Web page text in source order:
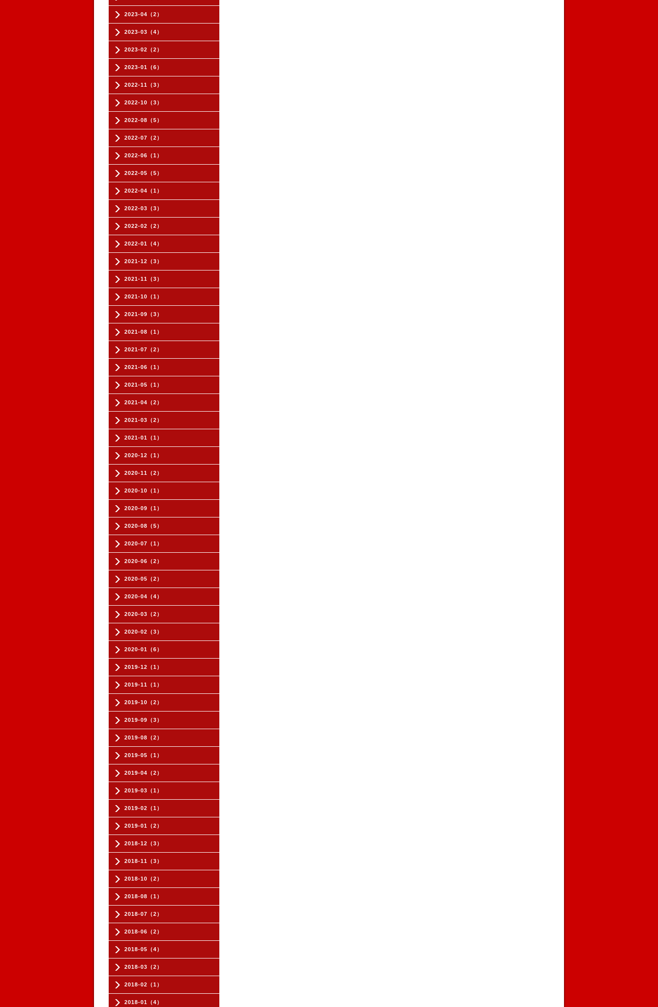
2023-04（2）
2023-03（4）
2023-02（2）
2023-01（6）
2022-11（3）
2022-10（3）
2022-08（5）
2022-07（2）
2022-06（1）
2022-05（5）
2022-04（1）
2022-03（3）
2022-02（2）
2022-01（4）
2021-12（3）
2021-11（3）
2021-10（1）
2021-09（3）
2021-08（1）
2021-07（2）
2021-06（1）
2021-05（1）
2021-04（2）
2021-03（2）
2021-01（1）
2020-12（1）
2020-11（2）
2020-10（1）
2020-09（1）
2020-08（5）
2020-07（1）
2020-06（2）
2020-05（2）
2020-04（4）
2020-03（2）
2020-02（3）
2020-01（6）
2019-12（1）
2019-11（1）
2019-10（2）
2019-09（3）
2019-08（2）
2019-05（1）
2019-04（2）
2019-03（1）
2019-02（1）
2019-01（2）
2018-12（3）
2018-11（3）
2018-10（2）
2018-08（1）
2018-07（2）
2018-06（2）
2018-05（4）
2018-03（2）
2018-02（1）
2018-01（4）